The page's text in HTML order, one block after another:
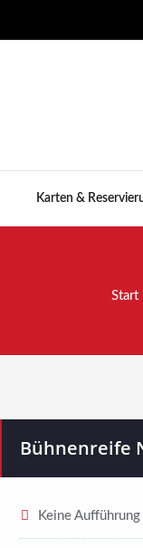
Karten &
Start
Bühnenreife
Keine